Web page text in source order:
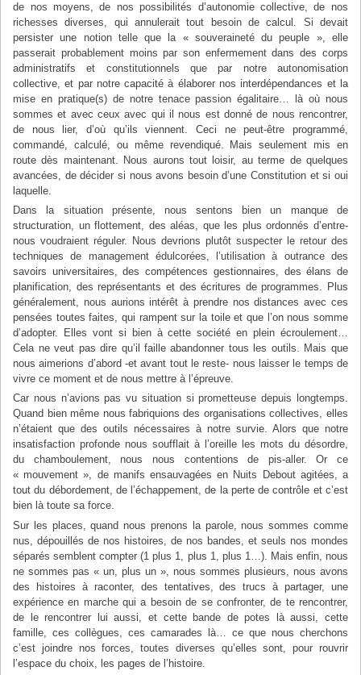
de nos moyens, de nos possibilités d’autonomie collective, de nos
richesses diverses, qui annulerait tout besoin de calcul. Si devait
persister une notion telle que la « souveraineté du peuple », elle
passerait probablement moins par son enfermement dans des corps
administratifs et constitutionnels que par notre autonomisation
collective, et par notre capacité à élaborer nos interdépendances et la
mise en pratique(s) de notre tenace passion égalitaire… là où nous
sommes et avec ceux avec qui il nous est donné de nous rencontrer,
de nous lier, d’où qu’ils viennent. Ceci ne peut-être programmé,
commandé, calculé, ou même revendiqué. Mais seulement mis en
route dès maintenant. Nous aurons tout loisir, au terme de quelques
avancées, de décider si nous avons besoin d’une Constitution et si oui
laquelle.
Dans la situation présente, nous sentons bien un manque de
structuration, un flottement, des aléas, que les plus ordonnés d’entre-
nous voudraient réguler. Nous devrions plutôt suspecter le retour des
techniques de management édulcorées, l’utilisation à outrance des
savoirs universitaires, des compétences gestionnaires, des élans de
planification, des représentants et des écritures de programmes. Plus
généralement, nous aurions intérêt à prendre nos distances avec ces
pensées toutes faites, qui rampent sur la toile et que l’on nous somme
d’adopter. Elles vont si bien à cette société en plein écroulement…
Cela ne veut pas dire qu’il faille abandonner tous les outils. Mais que
nous aimerions d’abord -et avant tout le reste- nous laisser le temps de
vivre ce moment et de nous mettre à l’épreuve.
Car nous n’avions pas vu situation si prometteuse depuis longtemps.
Quand bien même nous fabriquions des organisations collectives, elles
n’étaient que des outils nécessaires à notre survie. Alors que notre
insatisfaction profonde nous soufflait à l’oreille les mots du désordre,
du chamboulement, nous nous contentions de pis-aller. Or ce
« mouvement », de manifs ensauvagées en Nuits Debout agitées, a
tout du débordement, de l’échappement, de la perte de contrôle et c’est
bien là toute sa force.
Sur les places, quand nous prenons la parole, nous sommes comme
nus, dépouillés de nos histoires, de nos bandes, et seuls nos mondes
séparés semblent compter (1 plus 1, plus 1, plus 1…). Mais enfin, nous
ne sommes pas « un, plus un », nous sommes plusieurs, nous avons
des histoires à raconter, des tentatives, des trucs à partager, une
expérience en marche qui a besoin de se confronter, de te rencontrer,
de le rencontrer lui aussi, et cette bande de potes là aussi, cette
famille, ces collègues, ces camarades là… ce que nous cherchons
c’est joindre nos forces, toutes diverses qu’elles sont, pour rouvrir
l’espace du choix, les pages de l’histoire.